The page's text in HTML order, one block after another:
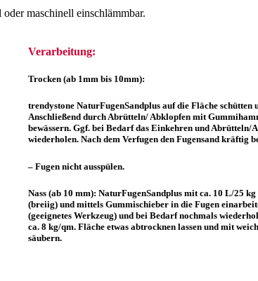
maschinell einschlämmbar.
Verarbeitung:
Trocken (ab 1mm bis 10mm):
trendystone NaturFugenSandplus auf die Fläche schütten
Anschließend durch Abrütteln/ Abklopfen mit
bewässern. Ggf. bei Bedarf das Einkehren und Abrütteln/
wiederholen. Nach dem Verfugen den Fugensand kräftig
– Fugen nicht ausspülen.
Nass (ab 10 mm): NaturFugenSandplus mit ca. 10 L/25 kg
(breiig) und mittels Gummischieber in die Fugen
(geeignetes Werkzeug) und bei Bedarf nochmals
ca. 8 kg/qm. Fläche etwas abtrocknen lassen und mit
säubern.